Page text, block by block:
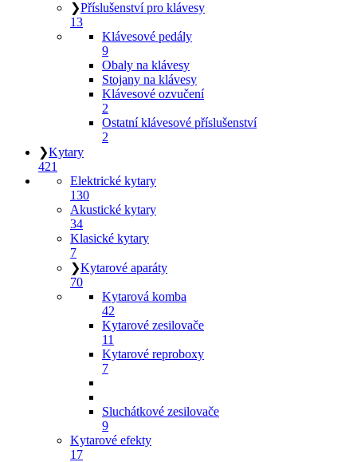
❯Příslušenství pro klávesy
13
Klávesové pedály
9
Obaly na klávesy
Stojany na klávesy
Klávesové ozvučení
2
Ostatní klávesové příslušenství
2
❯Kytary
421
Elektrické kytary
130
Akustické kytary
34
Klasické kytary
7
❯Kytarové aparáty
70
Kytarová komba
42
Kytarové zesilovače
11
Kytarové reproboxy
7
Sluchátkové zesilovače
9
Kytarové efekty
17